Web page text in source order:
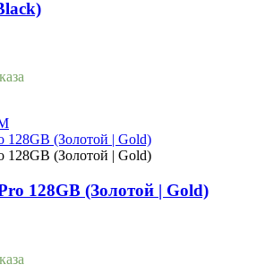
128GB (Золотой | Gold)